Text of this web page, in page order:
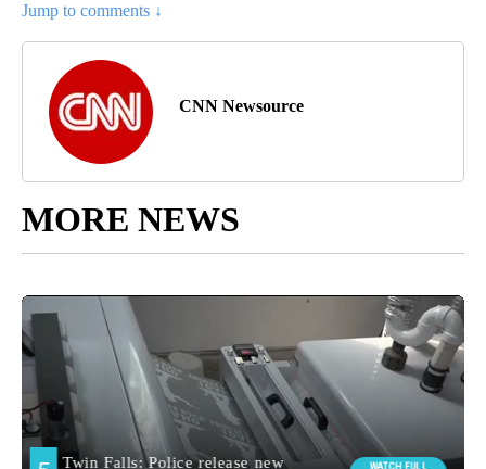
Jump to comments ↓
CNN Newsource
MORE NEWS